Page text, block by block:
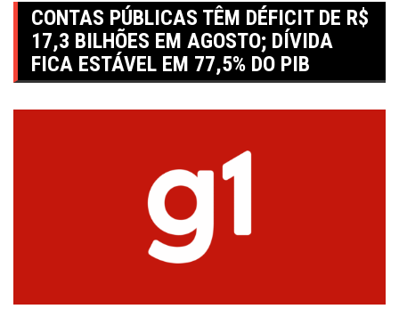
CONTAS PÚBLICAS TÊM DÉFICIT DE R$
17,3 BILHÕES EM AGOSTO; DÍVIDA
FICA ESTÁVEL EM 77,5% DO PIB